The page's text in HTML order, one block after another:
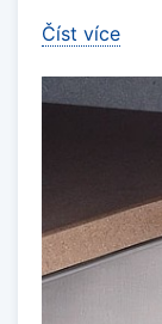
Číst více